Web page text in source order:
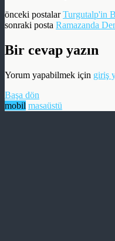
önceki postalarTurgutalp'in
sonraki posta Ramazanda
Bir cevap yazın
Yorum yapabilmek için giriş
Başa dön
mobil masaüstü